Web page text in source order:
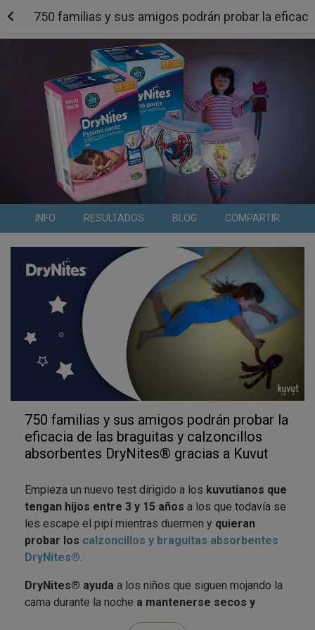
750 familias y sus amigos podrán probar la
INFO RESULTADOS BLOG COMPARTIR
750 familias y sus amigos podrán probar la
eficacia de las braguitas y calzoncillos
absorbentes DryNites® gracias a Kuvut
Empieza un nuevo test dirigido a los kuvutianos que
tengan hijos entre 3 y 15 años a los que todavía se
les escape el pipí mientras duermen y quieran
probar los calzoncillos y braguitas absorbentes
DryNites®
DryNites® ayuda a los niños que siguen mojando la
cama durante la noche a mantenerse secos y